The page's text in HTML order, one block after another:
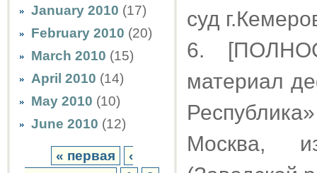
January 2010 (17)
February 2010 (20)
March 2010 (15)
April 2010 (14)
May 2010 (10)
June 2010 (12)
« первая
‹
суд
6.
материал
Москва,